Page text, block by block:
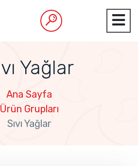
Yağlar
Ana Sayfa
Ürün Grupları
Sıvı Yağlar